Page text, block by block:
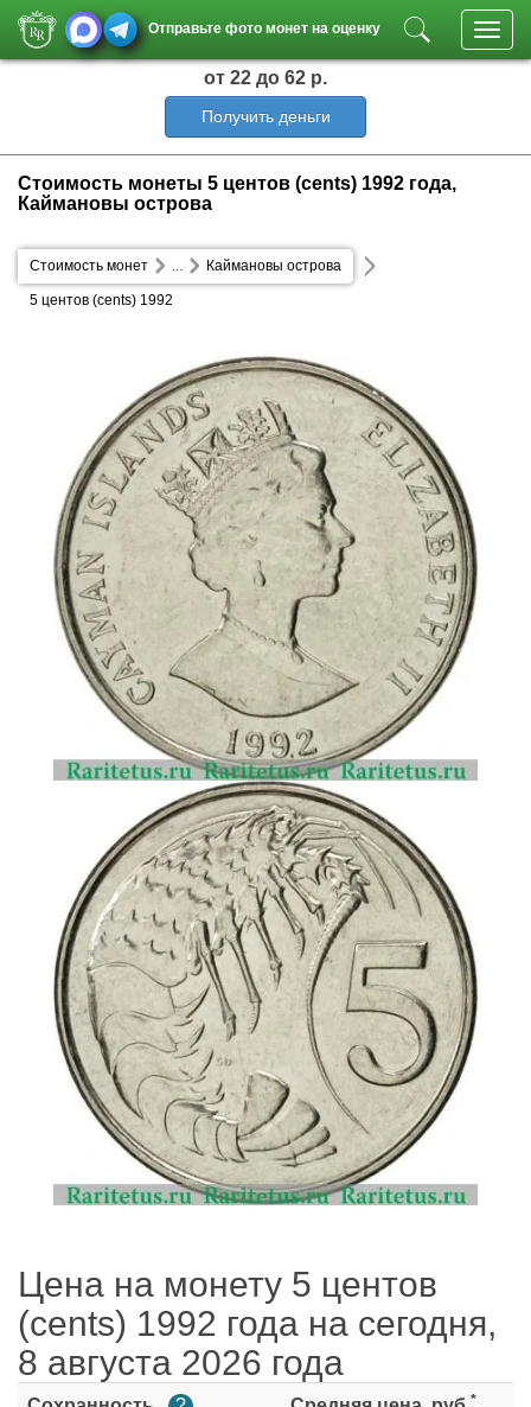
Отправьте фото монет на оценку
от 22 до 62 р.
Получить деньги
Стоимость монеты 5 центов (cents) 1992 года,
Каймановы острова
Стоимость монет Каймановы острова
...
5 центов (cents) 1992
Цена на монету 5 центов
(cents) 1992 года на сегодня,
8 августа 2026 года
*